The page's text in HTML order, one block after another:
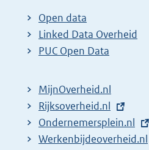
t
e
r
l
i
n
k
Open data
Linked Data Overheid
PUC Open Data
MijnOverheid.nl
E
x
t
Rijksoverheid.nl
E
x
Ondernemersplein.nl
E
Werkenbijdeoverheid.nl